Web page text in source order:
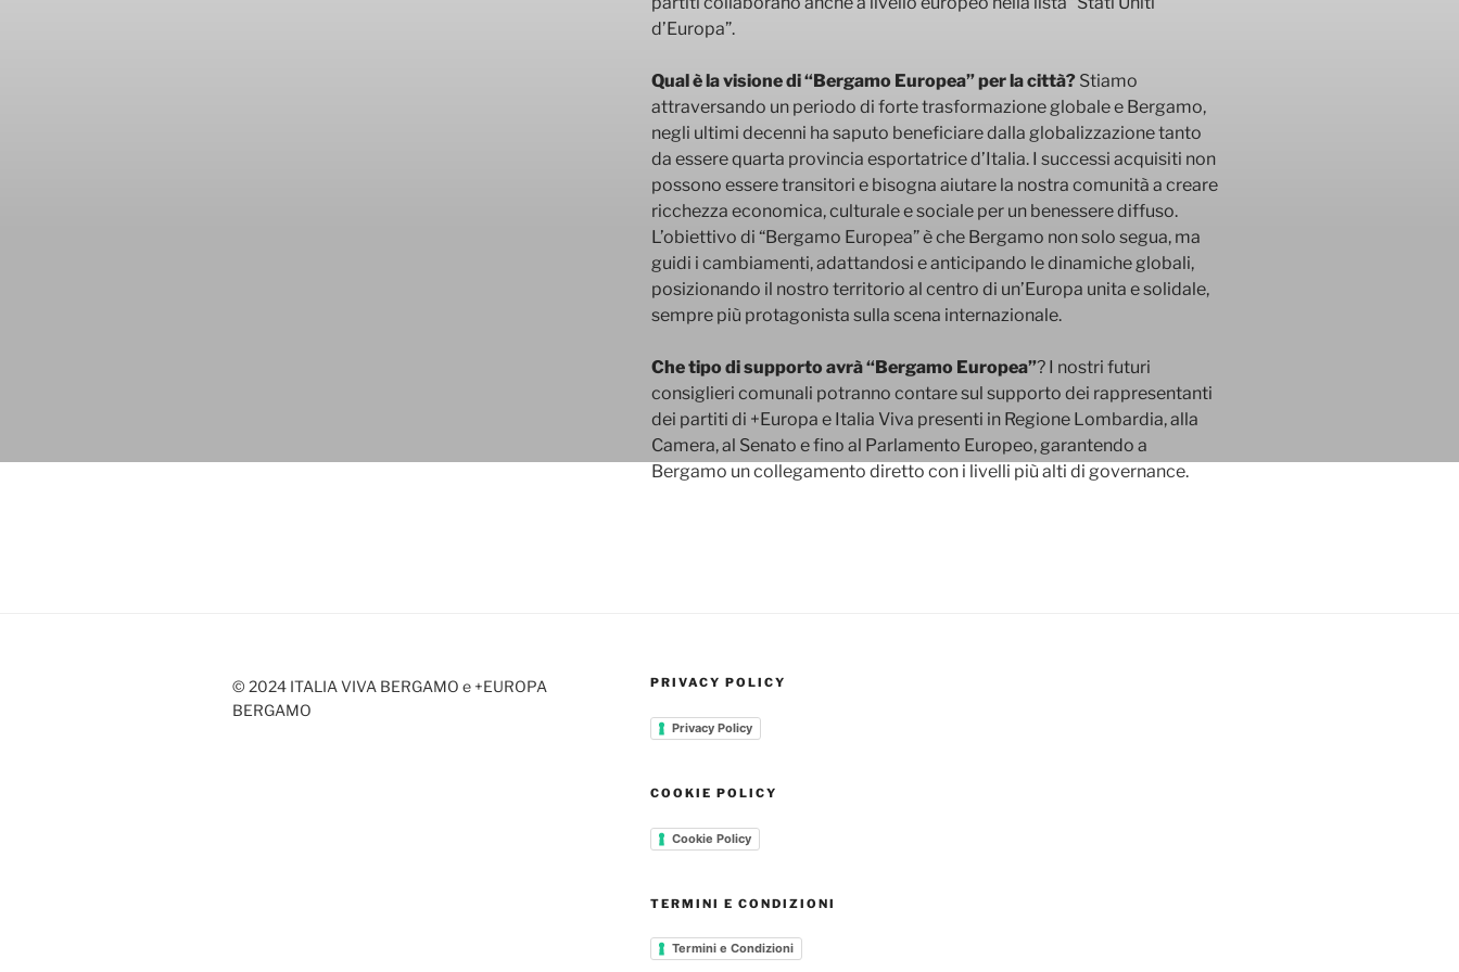
d’Europa”.
Qual è la visione di “Bergamo Europea” per la città? Stiamo
attraversando un periodo di forte trasformazione globale e Bergamo,
negli ultimi decenni ha saputo beneficiare dalla globalizzazione tanto
da essere quarta provincia esportatrice d’Italia. I successi acquisiti non
possono essere transitori e bisogna aiutare la nostra comunità a creare
ricchezza economica, culturale e sociale per un benessere diffuso.
L’obiettivo di “Bergamo Europea” è che Bergamo non solo segua, ma
guidi i cambiamenti, adattandosi e anticipando le dinamiche globali,
posizionando il nostro territorio al centro di un’Europa unita e solidale,
sempre più protagonista sulla scena internazionale.
Che tipo di supporto avrà “Bergamo Europea”? I nostri futuri
consiglieri comunali potranno contare sul supporto dei rappresentanti
dei partiti di +Europa e Italia Viva presenti in Regione Lombardia, alla
Camera, al Senato e fino al Parlamento Europeo, garantendo a
Bergamo un collegamento diretto con i livelli più alti di governance.
© 2024 ITALIA VIVA BERGAMO e +EUROPA
BERGAMO
PRIVACY POLICY
Privacy Policy
COOKIE POLICY
Cookie Policy
TERMINI E CONDIZIONI
Termini e Condizioni